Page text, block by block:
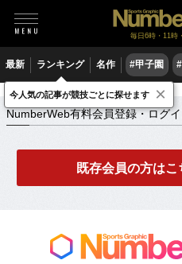
毎日6時・11時
最新 ランキング 名作 #甲子園
NumberWeb有料会員登録・ログイン
NumberWeb有料会員登録・ログ
既存会員の方は
今人気の記事が競技ごとに探せます ×